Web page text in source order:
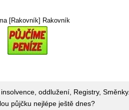
[Rakovník] Rakovník
oddlužení, Registry, Směnky.
půjčku nejlépe ještě dnes?